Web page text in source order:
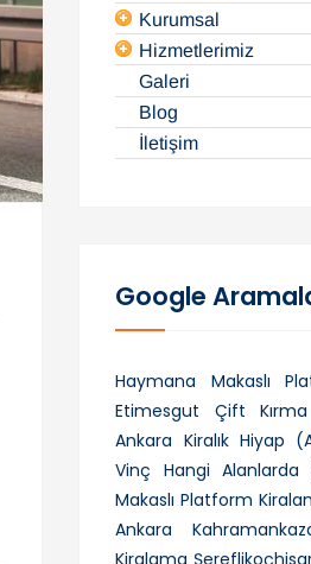
Kurumsal
Hizmetlerimiz
Galeri
Blog
İletişim
Google
Haymana Makaslı
Etimesgut Çift
Ankara Kiralık Hiyap
Vinç Hangi Alanlarda
Makaslı Platform
Ankara
Kiralama